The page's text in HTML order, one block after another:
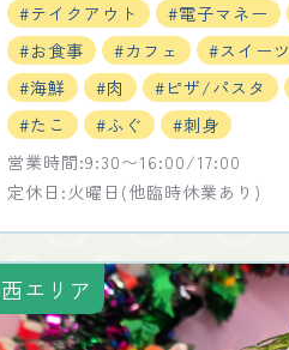
西エリア
#テイクアウト #電子マネー
#お食事
#カフェ #スイーツ
#海鮮
#肉 #ピザ/パスタ
#たこ
#ふぐ
#刺身
営業時間:9:30〜16:00/17:00
定休日:火曜日(他臨時休業あり)